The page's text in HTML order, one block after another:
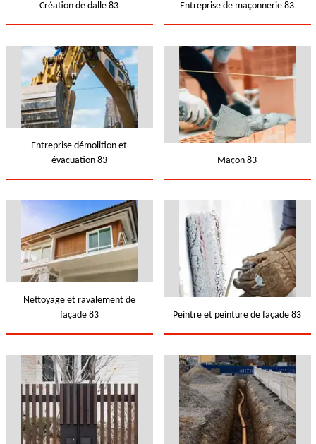
Création de dalle 83 Entreprise de maçonnerie 83
Entreprise démolition et
évacuation 83
Maçon 83
Nettoyage et ravalement de
façade 83
Peintre et peinture de façade 83